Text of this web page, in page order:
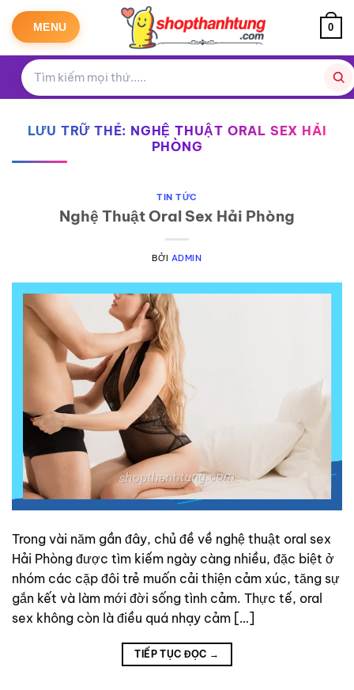
qua
dung
MENU 0
LƯU TRỮ THẺ: NGHỆ THUẬT ORAL SEX HẢI
PHÒNG
TIN TỨC
Nghệ Thuật Oral Sex Hải Phòng
BỞI ADMIN
Trong vài năm gần đây, chủ đề về nghệ thuật oral sex
Hải Phòng được tìm kiếm ngày càng nhiều, đặc biệt ở
nhóm các cặp đôi trẻ muốn cải thiện cảm xúc, tăng sự
gắn kết và làm mới đời sống tình cảm. Thực tế, oral
sex không còn là điều quá nhạy cảm […]
TIẾP TỤC ĐỌC →